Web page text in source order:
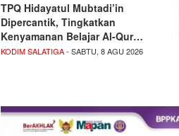
TPQ Hidayatul Mubtadi’in
Dipercantik, Tingkatkan
Kenyamanan Belajar Al-Qur…
KODIM SALATIGA- SABTU, 8 AGU 2026